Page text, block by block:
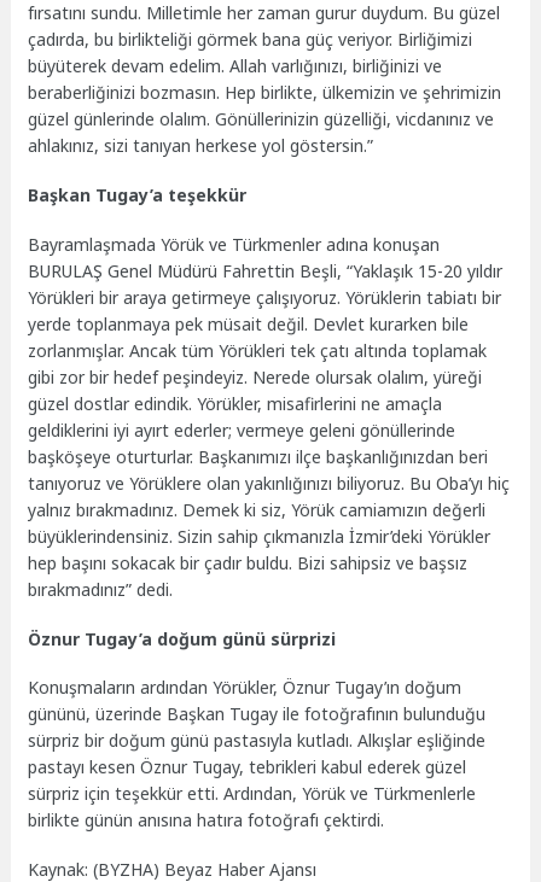
fırsatını sundu. Milletimle her zaman gurur duydum. Bu güzel
çadırda, bu birlikteliği görmek bana güç veriyor. Birliğimizi
büyüterek devam edelim. Allah varlığınızı, birliğinizi ve
beraberliğinizi bozmasın. Hep birlikte, ülkemizin ve şehrimizin
güzel günlerinde olalım. Gönüllerinizin güzelliği, vicdanınız ve
ahlakınız, sizi tanıyan herkese yol göstersin.”
Başkan Tugay’a teşekkür
Bayramlaşmada Yörük ve Türkmenler adına konuşan
BURULAŞ Genel Müdürü Fahrettin Beşli, “Yaklaşık 15-20 yıldır
Yörükleri bir araya getirmeye çalışıyoruz. Yörüklerin tabiatı bir
yerde toplanmaya pek müsait değil. Devlet kurarken bile
zorlanmışlar. Ancak tüm Yörükleri tek çatı altında toplamak
gibi zor bir hedef peşindeyiz. Nerede olursak olalım, yüreği
güzel dostlar edindik. Yörükler, misafirlerini ne amaçla
geldiklerini iyi ayırt ederler; vermeye geleni gönüllerinde
başköşeye oturturlar. Başkanımızı ilçe başkanlığınızdan beri
tanıyoruz ve Yörüklere olan yakınlığınızı biliyoruz. Bu Oba’yı hiç
yalnız bırakmadınız. Demek ki siz, Yörük camiamızın değerli
büyüklerindensiniz. Sizin sahip çıkmanızla İzmir’deki Yörükler
hep başını sokacak bir çadır buldu. Bizi sahipsiz ve başsız
bırakmadınız” dedi.
Öznur Tugay’a doğum günü sürprizi
Konuşmaların ardından Yörükler, Öznur Tugay’ın doğum
gününü, üzerinde Başkan Tugay ile fotoğrafının bulunduğu
sürpriz bir doğum günü pastasıyla kutladı. Alkışlar eşliğinde
pastayı kesen Öznur Tugay, tebrikleri kabul ederek güzel
sürpriz için teşekkür etti. Ardından, Yörük ve Türkmenlerle
birlikte günün anısına hatıra fotoğrafı çektirdi.
Kaynak: (BYZHA) Beyaz Haber Ajansı